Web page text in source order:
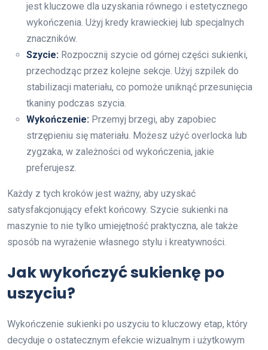
jest kluczowe dla uzyskania równego i estetycznego
wykończenia. Użyj kredy krawieckiej lub specjalnych
znaczników.
Szycie: Rozpocznij szycie od górnej części sukienki,
przechodząc przez kolejne sekcje. Użyj szpilek do
stabilizacji materiału, co pomoże uniknąć przesunięcia
tkaniny podczas szycia.
Wykończenie: Przemyj brzegi, aby zapobiec
strzępieniu się materiału. Możesz użyć overlocka lub
zygzaka, w zależności od wykończenia, jakie
preferujesz.
Każdy z tych kroków jest ważny, aby uzyskać
satysfakcjonujący efekt końcowy. Szycie sukienki na
maszynie to nie tylko umiejętność praktyczna, ale także
sposób na wyrażenie własnego stylu i kreatywności.
Jak wykończyć sukienkę po
uszyciu?
Wykończenie sukienki po uszyciu to kluczowy etap, który
decyduje o ostatecznym efekcie wizualnym i użytkowym